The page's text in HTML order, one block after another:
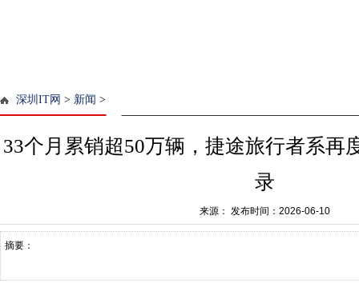
深圳IT网 > 新闻 >
33个月累销超50万辆，捷途旅行者系再
录
来源： 发布时间：2026-06-10
摘要：